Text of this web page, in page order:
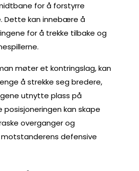
for å forstyrre
Dette kan innebære å
for å trekke tilbake og
møter et kontringslag, kan
å strekke seg bredere,
utnytte plass på
posisjoneringen kan skape
overganger og
defensive